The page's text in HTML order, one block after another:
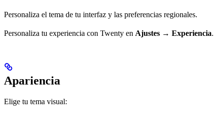
Personaliza el tema de tu interfaz y las preferencias regionales.
Personaliza tu experiencia con Twenty en Ajustes → Experiencia.
Apariencia
Elige tu tema visual: